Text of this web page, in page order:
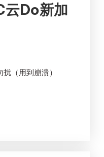
云Do新加
（用到崩溃）